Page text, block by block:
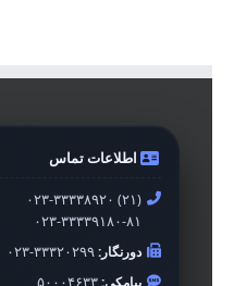
اطلاعات تماس
۰۲۳-۳۳۳۳۸۹۲۰ (۲۱)
۰۲۳-۳۳۳۳۹۱۸۰-۸۱
دورنگار:۰۲۳-۳۳۳۲۰۲۹۹
پیامکی:۵۰۰۰۴۶۳۳